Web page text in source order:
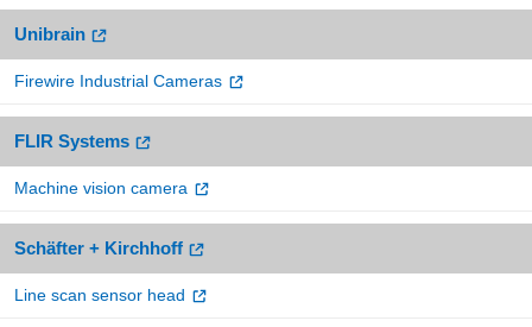
Unibrain
Firewire Industrial Cameras
FLIR Systems
Machine vision camera
Schäfter + Kirchhoff
Line scan sensor head